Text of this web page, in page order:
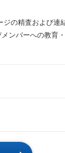
ジの精査および連
ンバーへの教育